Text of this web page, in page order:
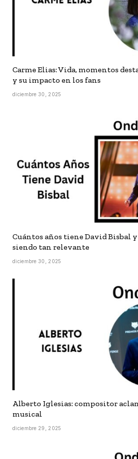
Carme Elias: Vida, momentos
y su impacto en los fans
diciembre 30, 2025
Cuántos años tiene David Bisbal
siendo tan relevante
diciembre 30, 2025
Alberto Iglesias: compositor
musical
diciembre 29, 2025